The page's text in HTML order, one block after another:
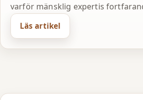
varför mänsklig expertis
Läs artikel